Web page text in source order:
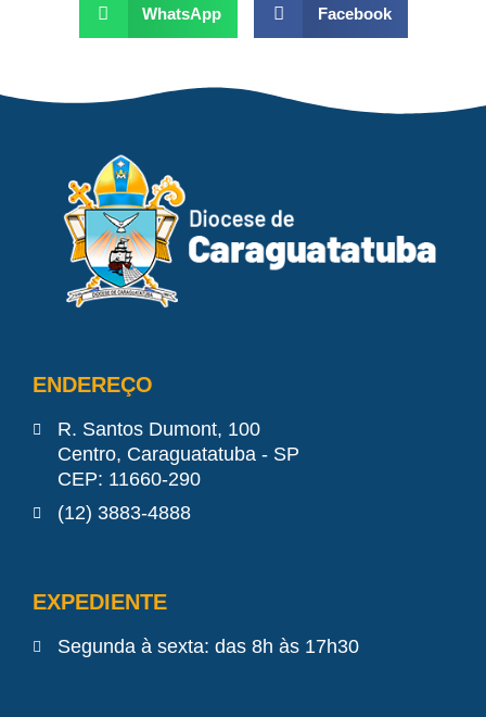
WhatsApp Facebook
ENDEREÇO
R. Santos Dumont, 100
Centro, Caraguatatuba - SP
CEP: 11660-290
(12) 3883-4888
EXPEDIENTE
Segunda à sexta: das 8h às 17h30